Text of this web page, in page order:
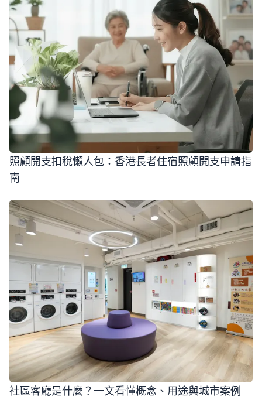
照顧開支扣稅懶人包：香港長者住宿照顧開支申請指
南
社區客廳是什麼？一文看懂概念、用途與城市案例